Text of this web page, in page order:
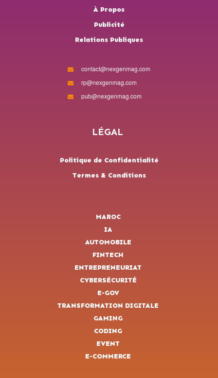
À Propos
Publicité
Relations Publiques
contact@nexgenmag.com
rp@nexgenmag.com
pub@nexgenmag.com
LÉGAL
Politique de Confidentialité
Termes & Conditions
MAROC
IA
AUTOMOBILE
FINTECH
ENTREPRENEURIAT
CYBERSÉCURITÉ
E-GOV
TRANSFORMATION DIGITALE
GAMING
CODING
EVENT
E-COMMERCE